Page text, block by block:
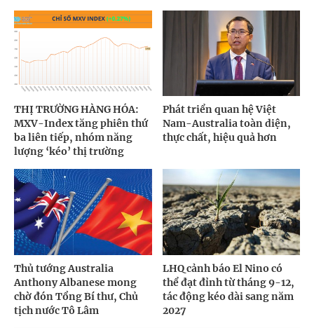
THỊ TRƯỜNG HÀNG HÓA:
MXV-Index tăng phiên thứ
ba liên tiếp, nhóm năng
lượng ‘kéo’ thị trường
Phát triển quan hệ Việt
Nam-Australia toàn diện,
thực chất, hiệu quả hơn
Thủ tướng Australia
Anthony Albanese mong
chờ đón Tổng Bí thư, Chủ
tịch nước Tô Lâm
LHQ cảnh báo El Nino có
thể đạt đỉnh từ tháng 9-12,
tác động kéo dài sang năm
2027